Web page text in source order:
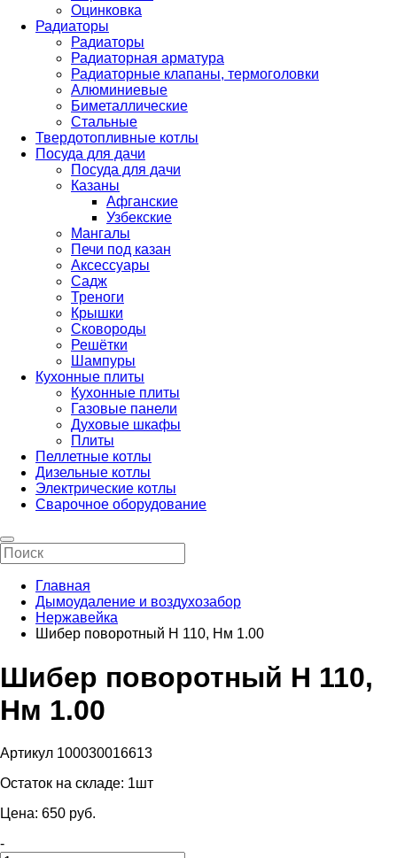
Оцинковка
Радиаторы
Радиаторы
Радиаторная арматура
Радиаторные клапаны, термоголовки
Алюминиевые
Биметаллические
Стальные
Твердотопливные котлы
Посуда для дачи
Посуда для дачи
Казаны
Афганские
Узбекские
Мангалы
Печи под казан
Аксессуары
Садж
Треноги
Крышки
Сковороды
Решётки
Шампуры
Кухонные плиты
Кухонные плиты
Газовые панели
Духовые шкафы
Плиты
Пеллетные котлы
Дизельные котлы
Электрические котлы
Сварочное оборудование
Главная
Дымоудаление и воздухозабор
Нержавейка
Шибер поворотный Н 110, Нм 1.00
Шибер поворотный Н 110,
Нм 1.00
Артикул 100030016613
Остаток на складе: 1шт
Цена: 650 pуб.
-